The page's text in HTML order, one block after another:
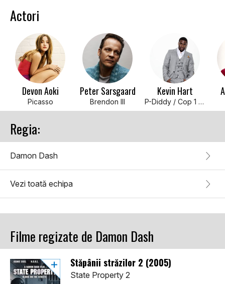
Actori
Devon Aoki
Picasso
Peter Sarsgaard
Brendon III
Kevin Hart
P-Diddy / Cop 1 / Dance Coach / Hyper Rapper / H. Lector
Regia:
Damon Dash
Vezi toată echipa
Filme regizate de Damon Dash
Stăpânii străzilor 2 (2005)
State Property 2